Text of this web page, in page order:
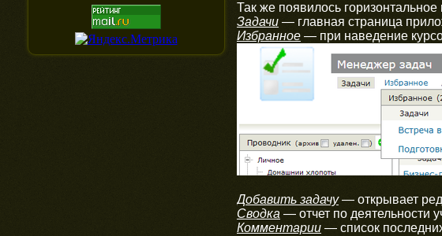
Так же появилось
Задачи — главная страница
Избранное — при наведение
Добавить задачу— открывает
Сводка — отчет по деятельности
Комментарии — список